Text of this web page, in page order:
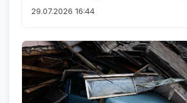
29.07.2026 16:44